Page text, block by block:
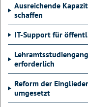
Ausreichende
schaffen
IT-Support für
erforderlich
Reform der
umgesetzt